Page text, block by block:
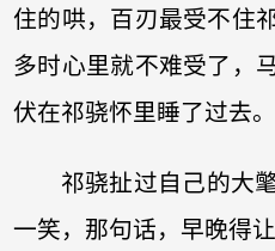
住的哄，百刃最受不住
多时心里就不难受了，
伏在祁骁怀里睡了过去。
祁骁扯过自己的大
一笑，那句话，早晚得